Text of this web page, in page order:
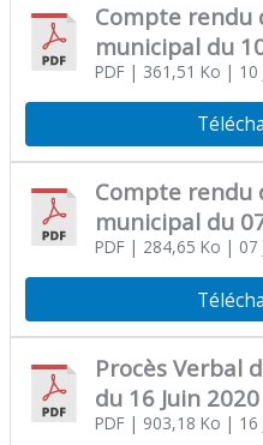
Compte rendu
municipal du
PDF| 361,51 Ko | 10
Compte rendu
municipal du
PDF| 284,65 Ko | 07
Procès Verbal
du 16 Juin 2020
PDF| 903,18 Ko | 16